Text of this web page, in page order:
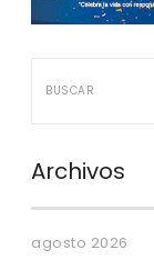
Archivos
agosto 2026